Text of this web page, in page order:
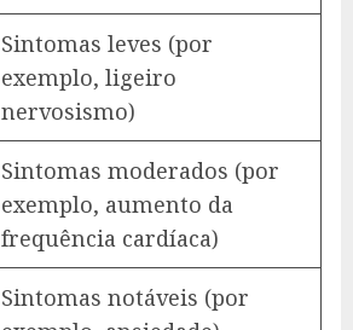
Sintomas leves (por
exemplo, ligeiro
nervosismo)
Sintomas moderados (por
exemplo, aumento da
frequência cardíaca)
Sintomas notáveis (por